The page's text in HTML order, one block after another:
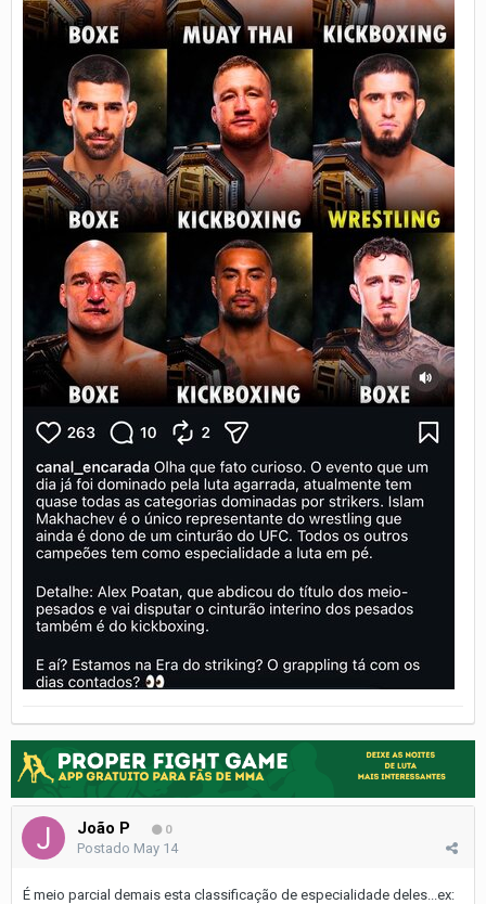
João P 0
Postado May 14
É meio parcial demais esta classificação de especialidade deles...ex: